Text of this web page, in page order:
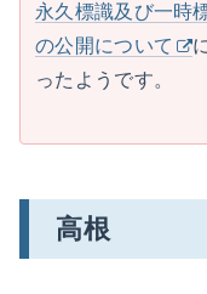
永久標識及び一時
の公開について
ったようです。
高根